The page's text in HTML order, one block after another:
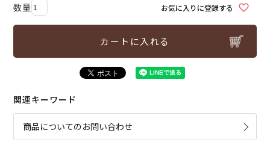
お気に入りに登録する
カートに入れる
関連キーワード
商品についてのお問い合わせ